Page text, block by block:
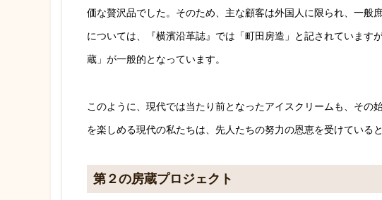
価な贅沢品でした。そのため、主な顧客は外国人に限られ、一般
については、『横濱沿革誌』では「町田房造」と記されています
蔵」が一般的となっています。
このように、現代では当たり前となったアイスクリームも、その
を楽しめる現代の私たちは、先人たちの努力の恩恵を受けている
第２の房蔵プロジェクト